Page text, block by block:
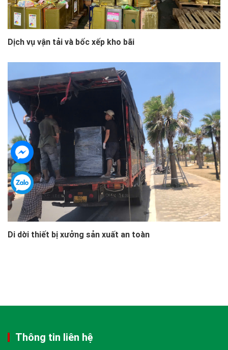
Dịch vụ vận tải và bốc xếp kho bãi
Di dời thiết bị xưởng sản xuất an toàn
Thông tin liên hệ